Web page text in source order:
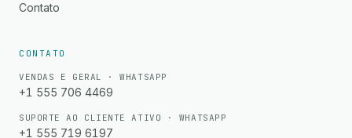
Contato
CONTATO
VENDAS E GERAL · WHATSAPP
+1 555 706 4469
SUPORTE AO CLIENTE ATIVO · WHATSAPP
+1 555 719 6197